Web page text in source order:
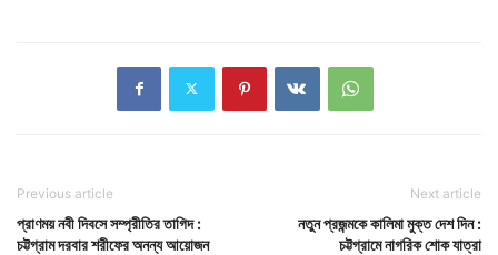
Previous article
প্রাণময় নবী দিবসে সম্প্রীতির তাগিদ :
চট্টগ্রাম দরবার শরীফের অনন্য আয়োজন
Next article
নতুন প্রজন্মকে কালিমা মুক্ত দেশ দিন :
চট্টগ্রামে নাগরিক শোক যাত্রা